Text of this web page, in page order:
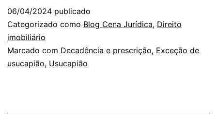
06/04/2024 publicado
Categorizado como Blog Cena Jurídica, Direito
imobiliário
Marcado com Decadência e prescrição, Exceção de
usucapião, Usucapião